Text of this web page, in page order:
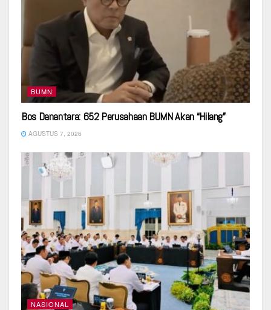
BUMN
Bos Danantara: 652 Perusahaan BUMN Akan “Hilang”
AGUSTUS 7, 2026
NASIONAL